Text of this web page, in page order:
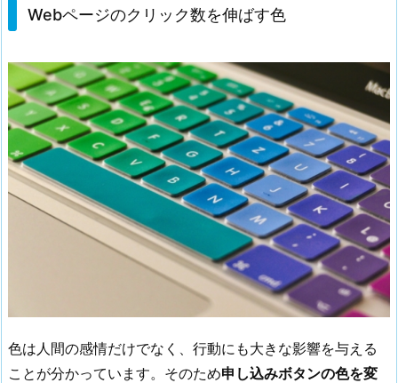
Webページのクリック数を伸ばす色
色は人間の感情だけでなく、行動にも大きな影響を与える
ことが分かっています。そのため申し込みボタンの色を変